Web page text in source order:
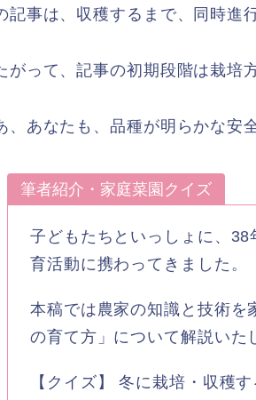
記事は、収穫するまで、同時進
がって、記事の初期段階は栽培
、あなたも、品種が明らかな安
筆者紹介・家庭菜園クイズ
子どもたちといっしょに、
育活動に携わってきました。
本稿では農家の知識と技術を
の育て方」について解説いた
【クイズ】 冬に栽培・収穫